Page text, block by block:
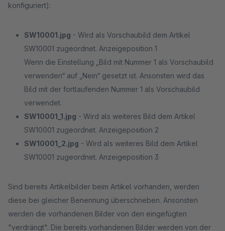
konfiguriert):
SW10001.jpg - Wird als Vorschaubild dem Artikel
SW10001 zugeordnet. Anzeigeposition 1
Wenn die Einstellung „Bild mit Nummer 1 als Vorschaubild
verwenden“ auf „Nein“ gesetzt ist. Ansonsten wird das
Bild mit der fortlaufenden Nummer 1 als Vorschaubild
verwendet.
SW10001_1.jpg - Wird als weiteres Bild dem Artikel
SW10001 zugeordnet. Anzeigeposition 2
SW10001_2.jpg - Wird als weiteres Bild dem Artikel
SW10001 zugeordnet. Anzeigeposition 3
Sind bereits Artikelbilder beim Artikel vorhanden, werden
diese bei gleicher Benennung überschrieben. Ansonsten
werden die vorhandenen Bilder von den eingefügten
"verdrängt". Die bereits vorhandenen Bilder werden von der